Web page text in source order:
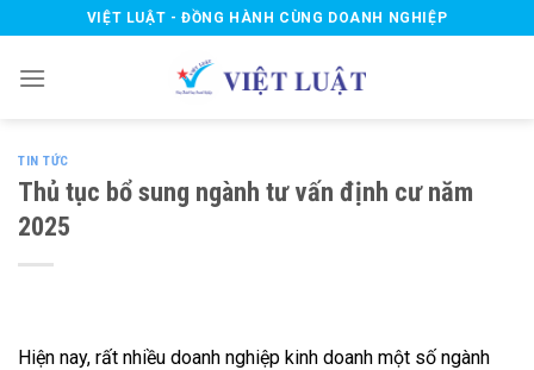
to
content
VIỆT LUẬT - ĐỒNG HÀNH CÙNG DOANH NGHIỆP
TIN TỨC
Thủ tục bổ sung ngành tư vấn định cư năm
2025
Hiện nay, rất nhiều doanh nghiệp kinh doanh một số ngành